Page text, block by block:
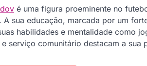
é uma figura proeminente no
sua educação, marcada por um
habilidades e mentalidade como
serviço comunitário destacam a